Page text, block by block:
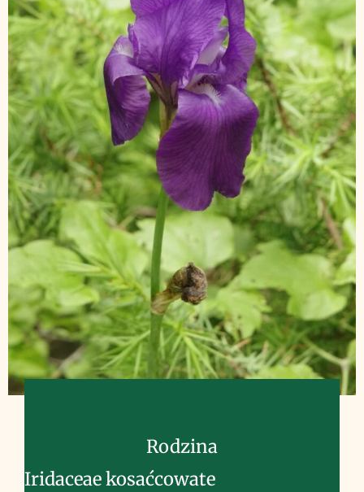
Rodzina
Iridaceae kosaćcowate